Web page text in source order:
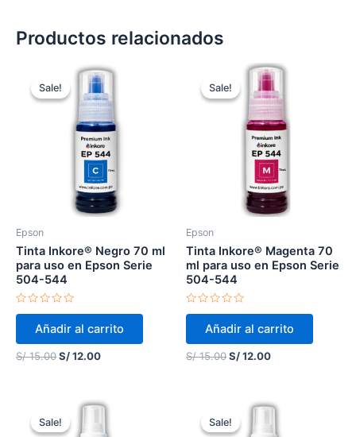
Productos relacionados
Sale!
Sale!
Epson
Tinta Inkore® Negro 70 ml
para uso en Epson Serie
504-544
Valorado
de
5
Añadir al carrito
S/15.00
Original
price
was:
S/ 15.00.
S/12.00
Current
price
is:
S/ 12.00.
Sale!
Sale!
Epson
Tinta Inkore® Magenta 70
ml para uso en Epson Serie
504-544
Valorado
de
5
Añadir al carrito
S/15.00
Original
price
was:
S/ 15.00.
S/12.00
Current
price
is:
S/ 12.00.
Sale!
Sale!
Original
price
was:
Current
Sale!
Sale!
Original
price
was:
Current